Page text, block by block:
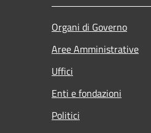
Organi di Governo
Aree Amministrative
Uffici
Enti e fondazioni
Politici